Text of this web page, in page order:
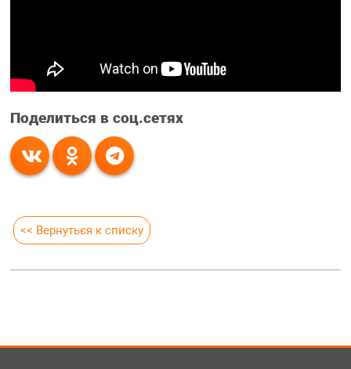
Поделиться в соц.сетях
<< Вернуться к списку